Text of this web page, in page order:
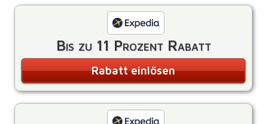
Bis zu 11 Prozent Rabatt
Rabatt einlösen